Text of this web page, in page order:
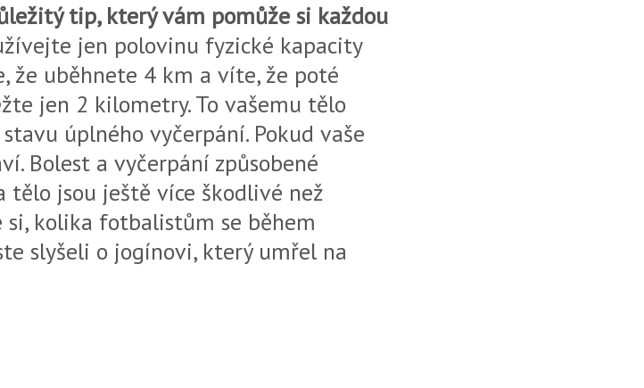
tip, který vám pomůže si každou
jen polovinu fyzické kapacity
že uběhnete 4 km a víte, že poté
jen 2 kilometry. To vašemu tělo
úplného vyčerpání. Pokud vaše
Bolest a vyčerpání způsobené
jsou ještě více škodlivé než
si, kolika fotbalistům se během
slyšeli o jogínovi, který umřel na